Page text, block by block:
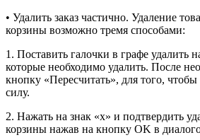
• Удалить заказ частично. Удаление
корзины возможно тремя способами:
1. Поставить галочки в графе удалить
которые необходимо удалить. После
кнопку «Пересчитать», для того,
силу.
2. Нажать на знак «х» и подтвердить
корзины нажав на кнопку OK в